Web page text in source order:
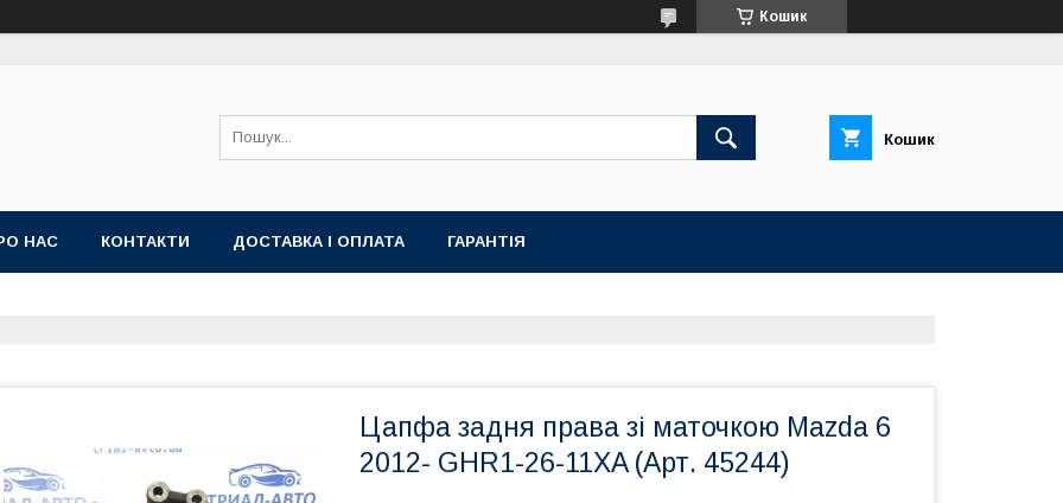
Кошик
Кошик
НАС КОНТАКТИ ДОСТАВКА І ОПЛАТА ГАРАНТІЯ
Цапфа задня права зі маточкою Mazda 6
2012- GHR1-26-11XA (Арт. 45244)